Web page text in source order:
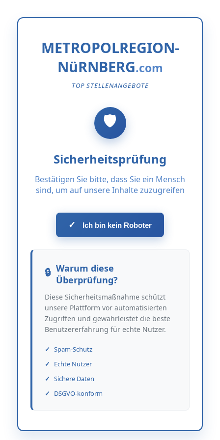
METROPOLREGION-
NüRNBERG
TOP STELLENANGEBOTE
Sicherheitsprüfung
Bestätigen Sie bitte, dass Sie ein Mensch
sind, um auf unsere Inhalte zuzugreifen
✓ Ich bin kein Roboter
Warum diese
Überprüfung?
Diese Sicherheitsmaßnahme schützt
unsere Plattform vor automatisierten
Zugriffen und gewährleistet die beste
Benutzererfahrung für echte Nutzer.
Spam-Schutz
Echte Nutzer
Sichere Daten
DSGVO-konform